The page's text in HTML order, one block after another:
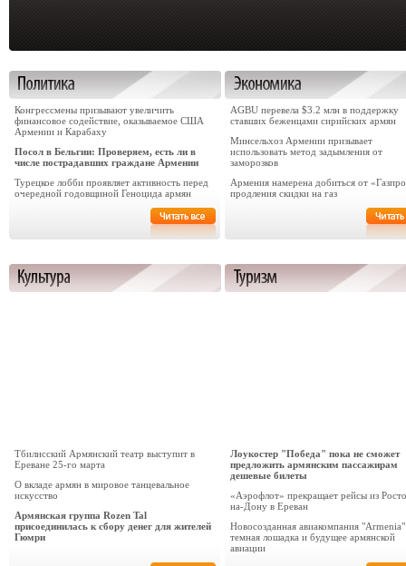
Конгрессмены призывают увеличить
финансовое содействие, оказываемое США
Армении и Карабаху
Посол в Бельгии: Проверяем, есть ли в
числе пострадавших граждане Армении
Турецкое лобби проявляет активность перед
очередной годовщиной Геноцида армян
AGBU перевела $3.2 млн в поддержку
ставших беженцами сирийских армян
Минсельхоз Армении призывает
использовать метод задымления от
заморозков
Армения намерена добиться от
продления скидки на газ
Тбилисский Армянский театр выступит в
Ереване 25-го марта
О вкладе армян в мировое танцевальное
искусство
Армянская группа Rozen Tal
присоединилась к сбору денег для жителей
Гюмри
Лоукостер "Победа" пока не сможет
предложить армянским пассажирам
дешевые билеты
«Аэрофлот» прекращает рейсы из
на-Дону в Ереван
Новосозданная авиакомпания
темная лошадка и будущее армянской
авиации